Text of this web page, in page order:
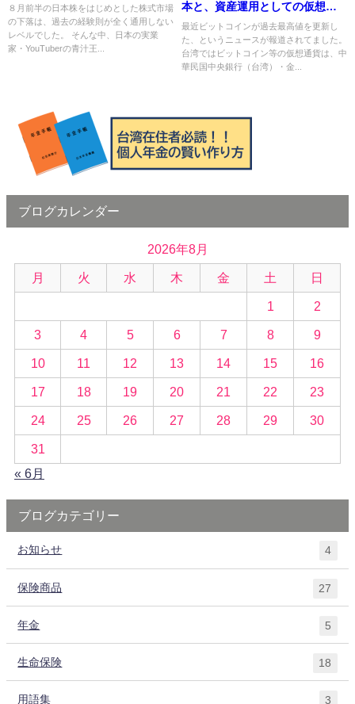
８月前半の日本株をはじめとした株式市場
の下落は、過去の経験則が全く通用しない
レベルでした。 そんな中、日本の実業
家・YouTuberの青汁王...
本と、資産運用としての仮想通
貨の可能性
最近ビットコインが過去最高値を更新し
た、というニュースが報道されてました。
台湾ではビットコイン等の仮想通貨は、中
華民国中央銀行（台湾）・金...
ブログカレンダー
2026年8月
月 火 水 木 金 土 日
1 2
3 4 5 6 7 8 9
10 11 12 13 14 15 16
17 18 19 20 21 22 23
24 25 26 27 28 29 30
31
« 6月
ブログカテゴリー
お知らせ 4
保険商品 27
年金 5
生命保険 18
用語集 3